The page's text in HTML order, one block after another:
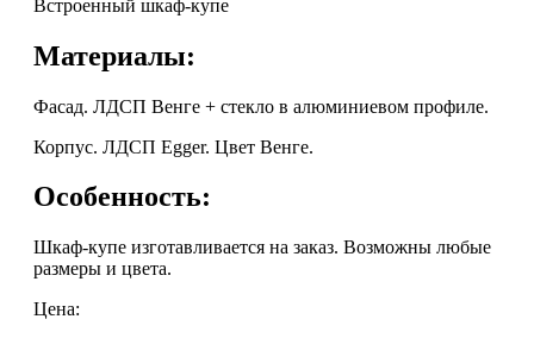
Встроенный шкаф-купе
Материалы:
Фасад. ЛДСП Венге + стекло в алюминиевом профиле.
Корпус. ЛДСП Egger. Цвет Венге.
Особенность:
Шкаф-купе изготавливается на заказ. Возможны любые
размеры и цвета.
Цена: